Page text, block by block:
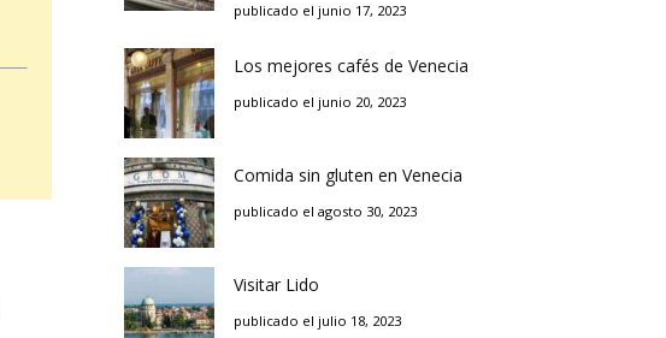
publicado el junio 17, 2023
Los mejores cafés de Venecia
publicado el junio 20, 2023
Comida sin gluten en Venecia
publicado el agosto 30, 2023
Visitar Lido
publicado el julio 18, 2023